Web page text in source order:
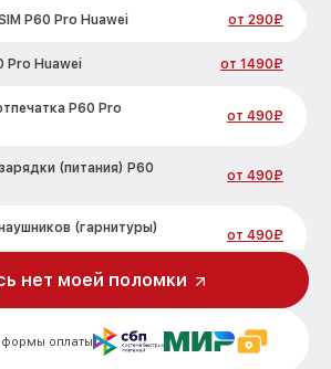
P60 Pro Huawei от 290₽
Pro Huawei от 1490₽
P60 Pro
от 490₽
(питания) P60
от 490₽
(гарнитуры)
от 490₽
Pro Huawei
P60 Pro Huawei от 1190₽
оплаты
нет моей поломки